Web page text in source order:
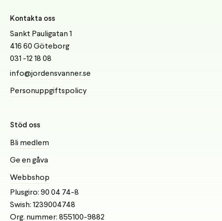
Kontakta oss
Sankt Pauligatan 1
416 60 Göteborg
031 -12 18 08
info@jordensvanner.se
Personuppgiftspolicy
Stöd oss
Bli medlem
Ge en gåva
Webbshop
Plusgiro: 90 04 74-8
Swish: 1239004748
Org. nummer: 855100-9882